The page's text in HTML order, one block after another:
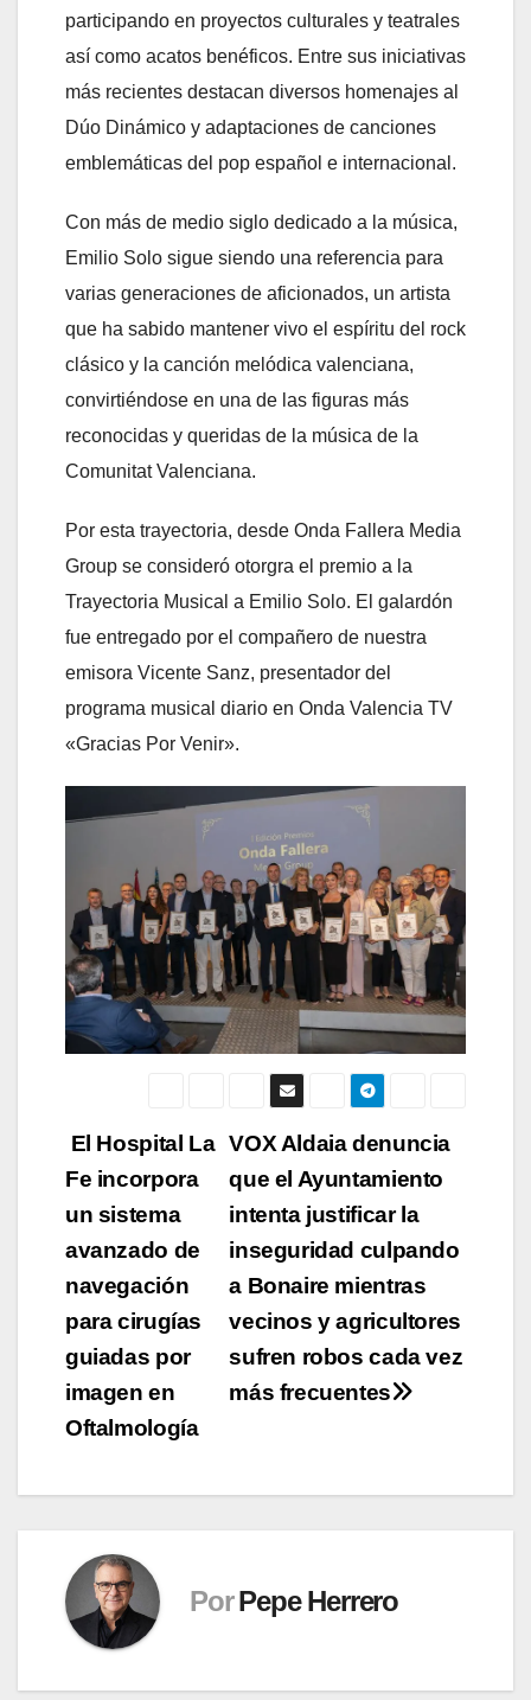
participando en proyectos culturales y teatrales
así como acatos benéficos. Entre sus iniciativas
más recientes destacan diversos homenajes al
Dúo Dinámico y adaptaciones de canciones
emblemáticas del pop español e internacional.
Con más de medio siglo dedicado a la música,
Emilio Solo sigue siendo una referencia para
varias generaciones de aficionados, un artista
que ha sabido mantener vivo el espíritu del rock
clásico y la canción melódica valenciana,
convirtiéndose en una de las figuras más
reconocidas y queridas de la música de la
Comunitat Valenciana.
Por esta trayectoria, desde Onda Fallera Media
Group se consideró otorgra el premio a la
Trayectoria Musical a Emilio Solo. El galardón
fue entregado por el compañero de nuestra
emisora Vicente Sanz, presentador del
programa musical diario en Onda Valencia TV
«Gracias Por Venir».
Navegación
de
entradas
VOX Aldaia denuncia
que el Ayuntamiento
intenta justificar la
inseguridad culpando
a Bonaire mientras
vecinos y agricultores
sufren robos cada vez
más frecuentes
El Hospital La
Fe incorpora
un sistema
avanzado de
navegación
para cirugías
guiadas por
imagen en
Oftalmología
Por Pepe Herrero